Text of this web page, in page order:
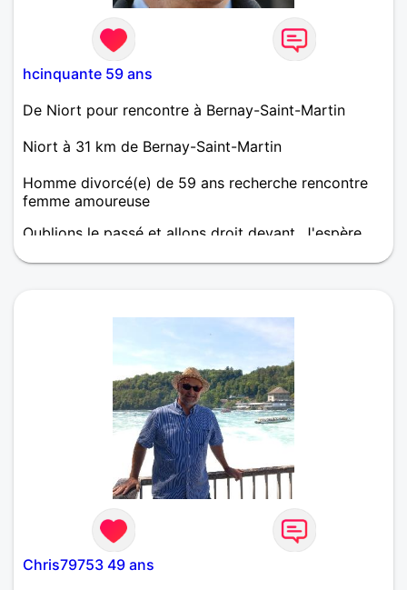
hcinquante 59 ans
De Niort pour rencontre à Bernay-Saint-Martin
Niort à 31 km de Bernay-Saint-Martin
Homme divorcé(e) de 59 ans recherche rencontre
femme amoureuse
Oublions le passé et allons droit devant. J'espère
être à nouveau heureux.
Chris79753 49 ans